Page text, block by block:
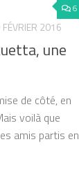
6
2016
une
de côté, en
voilà que
amis partis en